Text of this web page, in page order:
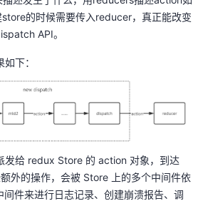
的时候需要传入reducer，真正能改变
API。
下：
发给 redux Store 的 action 对象，到达
外的操作，会被 Store 上的多个中间件依
间件来进行日志记录、创建崩溃报告、调